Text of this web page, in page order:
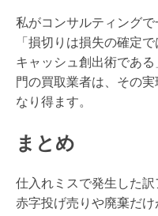
私がコンサルティングで
「損切りは損失の確定
キャッシュ創出術であ
門の買取業者は、その
なり得ます。
まとめ
仕入れミスで発生した
赤字投げ売りや廃棄だ